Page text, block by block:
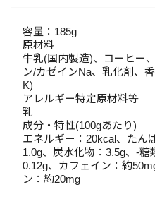
容量：185g
原材料
牛乳(国内製造)、コーヒー
ン/カゼインNa、乳化剤、
K)
アレルギー特定原材料等
乳
成分・特性(100gあたり)
エネルギー：20kcal、たん
1.0g、炭水化物：3.5g、-糖
0.12g、カフェイン：約
ン：約20mg